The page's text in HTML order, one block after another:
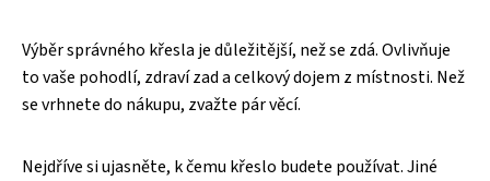
Výběr správného křesla je důležitější, než se zdá. Ovlivňuje
to vaše pohodlí, zdraví zad a celkový dojem z místnosti. Než
se vrhnete do nákupu, zvažte pár věcí.
Nejdříve si ujasněte, k čemu křeslo budete používat. Jiné